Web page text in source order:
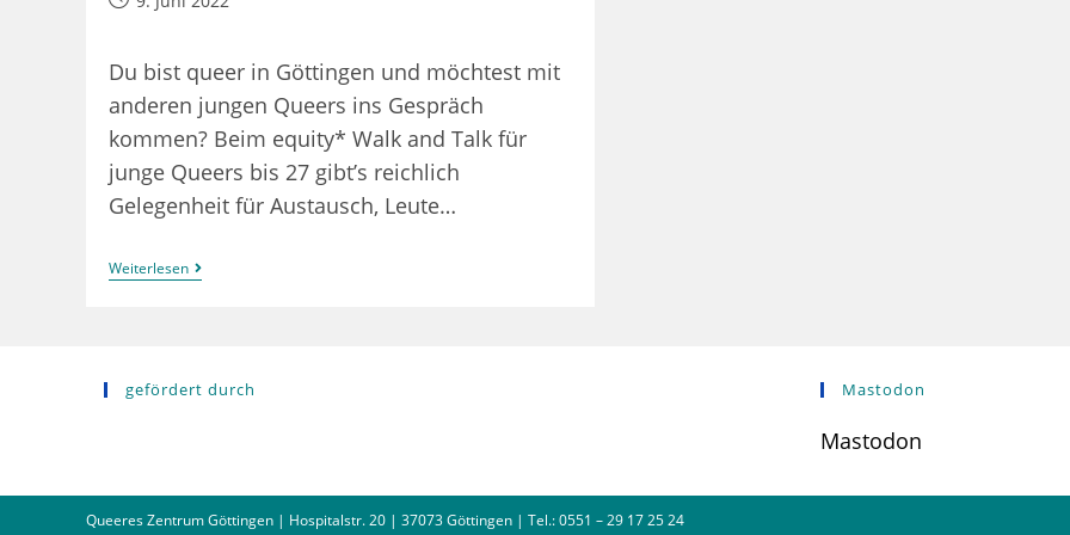
Du bist queer in Göttingen und möchtest mit
anderen jungen Queers ins Gespräch
kommen? Beim equity* Walk and Talk für
junge Queers bis 27 gibt’s reichlich
Gelegenheit für Austausch, Leute…
WeiterlesenEquity*
–
gefördert durch Mastodon
Mastodon
Queeres Zentrum Göttingen | Hospitalstr. 20 | 37073 Göttingen | Tel.: 0551 – 29 17 25 24